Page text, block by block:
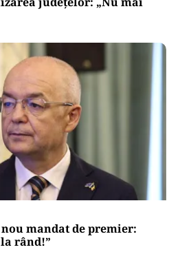
mandat de premier:
rând!”